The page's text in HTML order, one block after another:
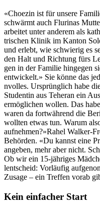
«Choezin ist für unsere
schwärmt auch Fluri­nas
arbeit­et unter anderem als
trischen Klinik im Kan­ton
und erlebt, wie schwierig es
den Halt und Rich­tung fürs
gen in der Fam­i­lie hinge­gen
entwick­elt.» Sie könne das
nvolles. Ursprünglich habe
Stu­dentin aus Teheran ein
ermöglichen wollen. Das
waren da fortwährend die
woll­ten etwas tun. Warum
aufnehmen?»Rahel Walk­er-
Behör­den. «Du kannst eine
angeben, mehr aber nicht.
Ob wir ein 15-jähriges
lentscheid: Vor­läu­fig
Zusage – ein Tre­f­fen vor­ab
Kein einfacher Start